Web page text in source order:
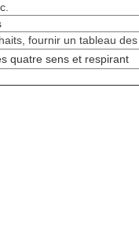
fournir un tableau des
quatre sens et respirant
vibrantes et